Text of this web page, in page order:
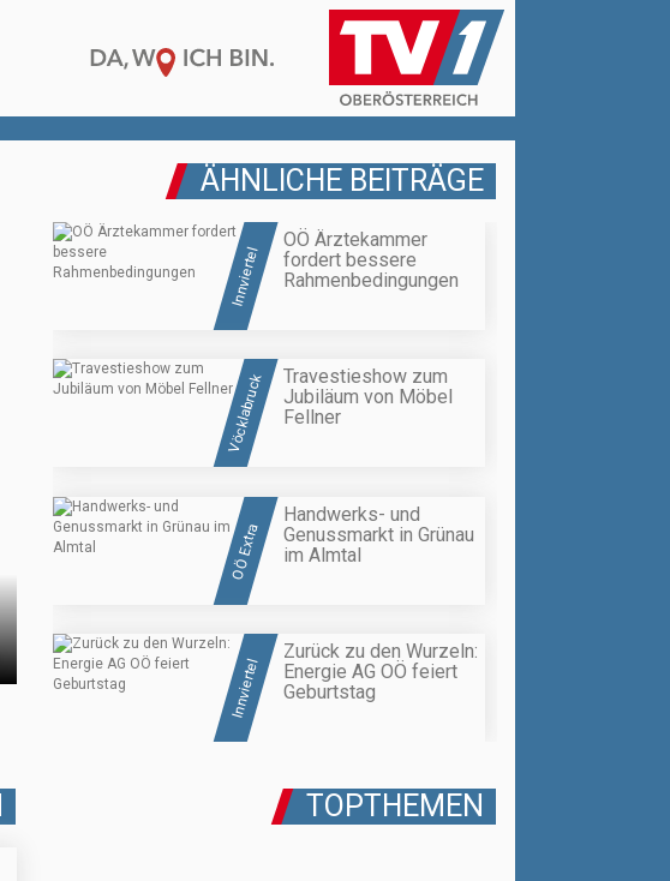
ÄHNLICHE BEITRÄGE
Innviertel
OÖ Ärztekammer
fordert bessere
Rahmenbedingungen
Vöcklabruck
Travestieshow zum
Jubiläum von Möbel
Fellner
OÖ Extra
Handwerks- und
Genussmarkt in Grünau
im Almtal
Innviertel
Zurück zu den Wurzeln:
Energie AG OÖ feiert
Geburtstag
TOPTHEMEN